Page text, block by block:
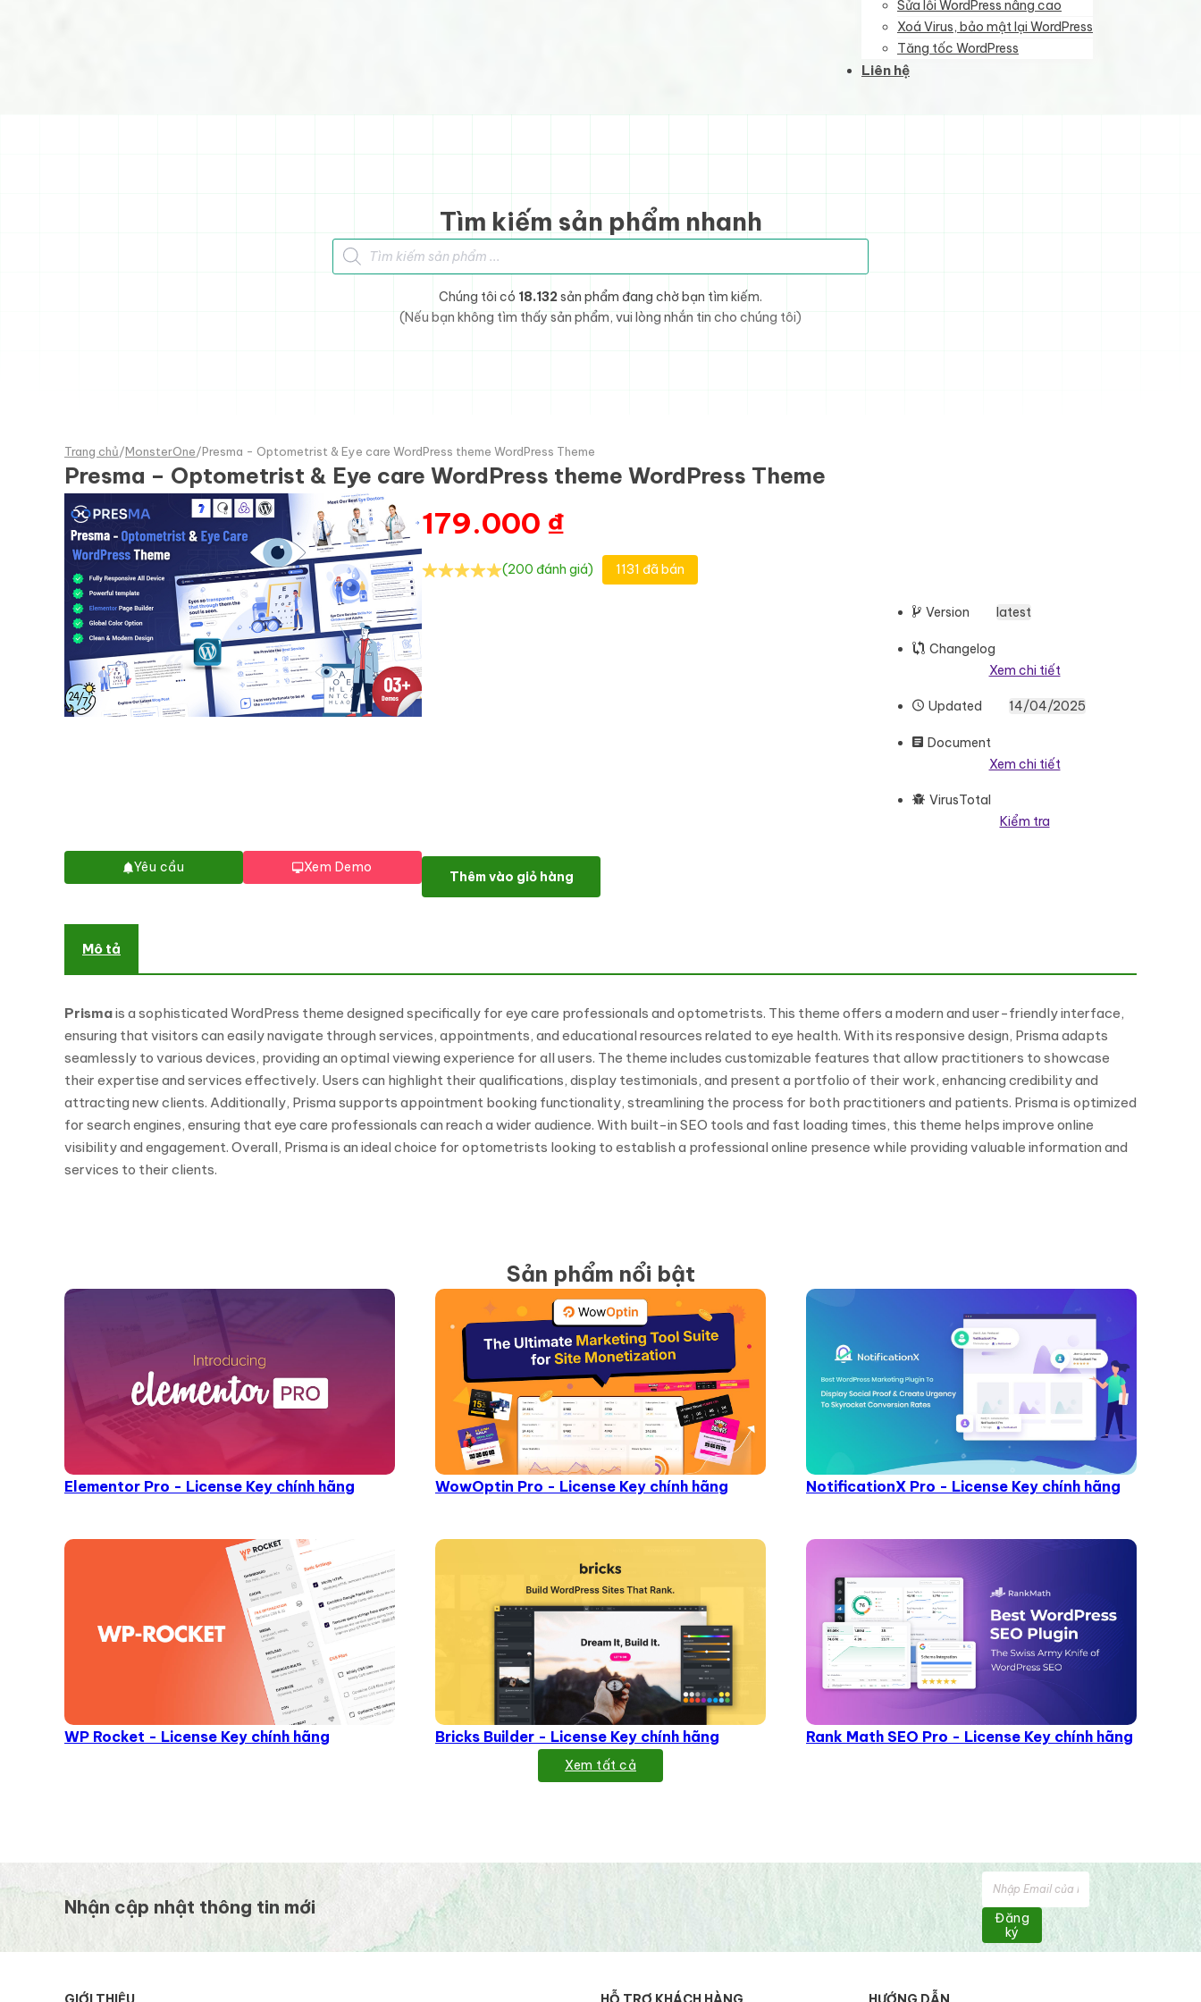
Sửa lỗi WordPress nâng cao
Xoá Virus, bảo mật lại WordPress
Tăng tốc WordPress
Liên hệ
Tìm kiếm sản phẩm nhanh
Tìm kiếm sản phẩm
Chúng tôi có 18.132 sản phẩm đang chờ bạn tìm kiếm.
(Nếu bạn không tìm thấy sản phẩm, vui lòng nhắn tin cho chúng tôi)
Trang chủ/MonsterOne/Presma - Optometrist & Eye care WordPress theme WordPress Theme
Presma – Optometrist & Eye care WordPress theme WordPress Theme
Yêu cầu Xem Demo
179.000 ₫
(200 đánh giá) 1131 đã bán
Version latest
Changelog
Xem chi tiết
Updated 14/04/2025
Document
Xem chi tiết
VirusTotal
Kiểm tra
Presma - Optometrist & Eye care WordPress theme WordPress Theme số lượng
Thêm vào giỏ hàng
Mô tả
Prismais a sophisticated WordPress theme designed specifically for eye care professionals and optometrists. This theme offers a modern and user-friendly interface,
ensuring that visitors can easily navigate through services, appointments, and educational resources related to eye health. With its responsive design, Prisma adapts
seamlessly to various devices, providing an optimal viewing experience for all users. The theme includes customizable features that allow practitioners to showcase
their expertise and services effectively. Users can highlight their qualifications, display testimonials, and present a portfolio of their work, enhancing credibility and
attracting new clients. Additionally, Prisma supports appointment booking functionality, streamlining the process for both practitioners and patients. Prisma is optimized
for search engines, ensuring that eye care professionals can reach a wider audience. With built-in SEO tools and fast loading times, this theme helps improve online
visibility and engagement. Overall, Prisma is an ideal choice for optometrists looking to establish a professional online presence while providing valuable information and
services to their clients.
Sản phẩm nổi bật
Elementor Pro - License Key chính hãng WowOptin Pro - License Key chính hãng NotificationX Pro - License Key chính hãng
WP Rocket - License Key chính hãng Bricks Builder - License Key chính hãng Rank Math SEO Pro - License Key chính hãng
Xem tất cả
Nhận cập nhật thông tin mới
Đăng
ký